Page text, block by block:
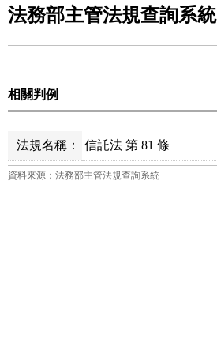
法務部主管法規查詢系統
相關判例
法規名稱： 信託法 第 81 條
資料來源：法務部主管法規查詢系統